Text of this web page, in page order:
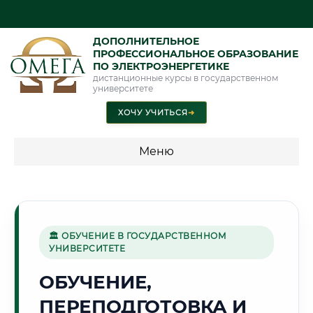
ДОПОЛНИТЕЛЬНОЕ
ПРОФЕССИОНАЛЬНОЕ ОБРАЗОВАНИЕ
ПО ЭЛЕКТРОЭНЕРГЕТИКЕ
дистанционные курсы в государственном
университете
ХОЧУ УЧИТЬСЯ➜
Меню
🏭
Г. РУСТАВИ
🏛 ОБУЧЕНИЕ В ГОСУДАРСТВЕННОМ
УНИВЕРСИТЕТЕ
ОБУЧЕНИЕ,
ПЕРЕПОДГОТОВКА И